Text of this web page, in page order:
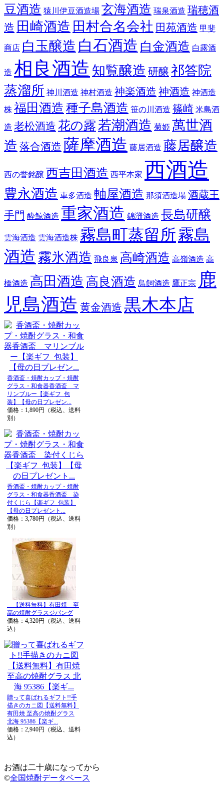
豆酒造 猿川伊豆酒造場 玄海酒造 瑞泉酒造 瑞穂酒
造 田崎酒造 田村合名会社 田苑酒造 甲斐
商店 白玉醸造 白石酒造 白金酒造 白露酒
造 相良酒造 知覧醸造 研醸 祁答院
蒸溜所 神川酒造 神村酒造 神楽酒造 神酒造 神酒造
株 福田酒造 種子島酒造 笹の川酒造 篠崎 米島酒
造 老松酒造 花の露若潮酒造 菊姫 萬世酒
造 落合酒造 薩摩酒造 藤居酒造 藤居醸造
西の誉銘醸 西吉田酒造 西平本家 西酒造
豊永酒造 車多酒造 軸屋酒造 那須酒造場 酒蔵王
手門 酔鯨酒造 重家酒造 錦灘酒造 長島研醸
雲海酒造 雲海酒造株 霧島町蒸留所霧島
酒造 霧氷酒造 飛良泉 高崎酒造 高嶺酒造 高
橋酒造 高田酒造 高良酒造 鳥飼酒造 鷹正宗 鹿
児島酒造 黄金酒造 黒木本店
香酒盃・焼酎カップ・焼酎
グラス・和食器香酒盃 マ
リンブルー【楽ギフ_包
装】【母の日プレゼン...
価格：1,890円（税込、送料
別）
香酒盃・焼酎カップ・焼酎
グラス・和食器香酒盃 染
付くじら【楽ギフ_包装】
【母の日プレゼント...
価格：3,780円（税込、送料
別）
【送料無料】有田焼 至
高の焼酎グラスジパング
価格：4,320円（税込、送料
込）
贈って喜ばれるギフト!!手
描きのカニ図【送料無料】
有田焼 至高の焼酎グラス
北海 95386【楽ギ...
価格：2,940円（税込、送料
込）
お酒は二十歳になってから
©全国焼酎データベース